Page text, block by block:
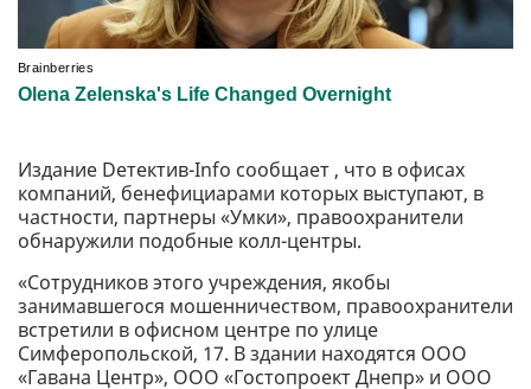
Издание Dетектив-Info сообщает , что в офисах
компаний, бенефициарами которых выступают, в
частности, партнеры «Умки», правоохранители
обнаружили подобные колл-центры.
«Сотрудников этого учреждения, якобы
занимавшегося мошенничеством, правоохранители
встретили в офисном центре по улице
Симферопольской, 17. В здании находятся ООО
«Гавана Центр», ООО «Гостопроект Днепр» и ООО